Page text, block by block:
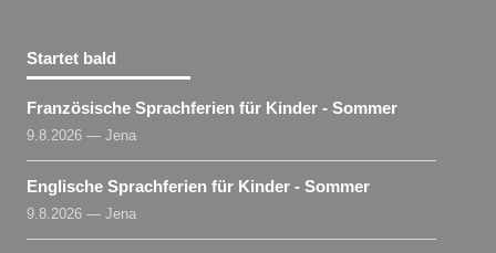
Startet bald
Französische Sprachferien für Kinder - Sommer
9.8.2026 — Jena
Englische Sprachferien für Kinder - Sommer
9.8.2026 — Jena